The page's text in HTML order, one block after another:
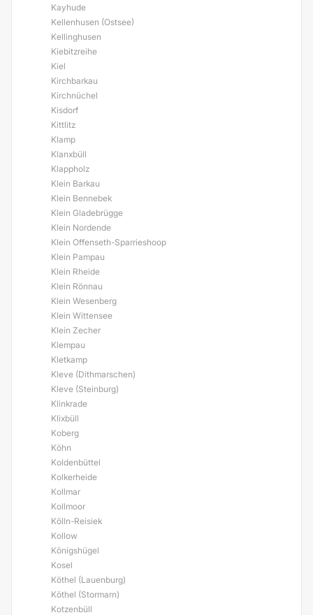
Kayhude
Kellenhusen (Ostsee)
Kellinghusen
Kiebitzreihe
Kiel
Kirchbarkau
Kirchnüchel
Kisdorf
Kittlitz
Klamp
Klanxbüll
Klappholz
Klein Barkau
Klein Bennebek
Klein Gladebrügge
Klein Nordende
Klein Offenseth-Sparrieshoop
Klein Pampau
Klein Rheide
Klein Rönnau
Klein Wesenberg
Klein Wittensee
Klein Zecher
Klempau
Kletkamp
Kleve (Dithmarschen)
Kleve (Steinburg)
Klinkrade
Klixbüll
Koberg
Köhn
Koldenbüttel
Kolkerheide
Kollmar
Kollmoor
Kölln-Reisiek
Kollow
Königshügel
Kosel
Köthel (Lauenburg)
Köthel (Stormarn)
Kotzenbüll